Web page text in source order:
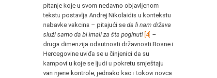
pitanje koje u svom nedavno objavljenom
tekstu postavlja Andrej Nikolaidis u kontekstu
nabavke vakcina – pitajući se da li nam država
služi samo da bi imali za šta poginuti [4] –
druga dimenzija odsutnosti državnosti Bosne i
Hercegovine uviđa se u činjenici da su
kampovi u koje se ljudi u pokretu smještaju
van njene kontrole, jednako kao i tokovi novca